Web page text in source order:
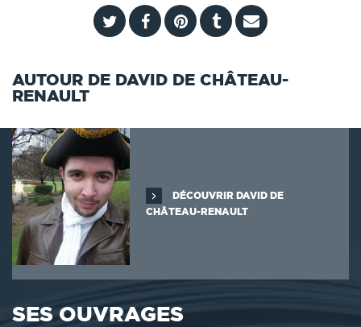
AUTOUR DE DAVID DE CHÂTEAU-
RENAULT
DÉCOUVRIR DAVID DE
CHÂTEAU-RENAULT
SES OUVRAGES